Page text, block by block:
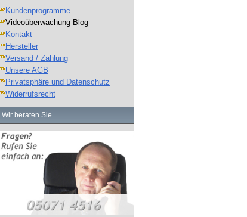
Kundenprogramme
Videoüberwachung Blog
Kontakt
Hersteller
Versand / Zahlung
Unsere AGB
Privatsphäre und Datenschutz
Widerrufsrecht
Wir beraten Sie